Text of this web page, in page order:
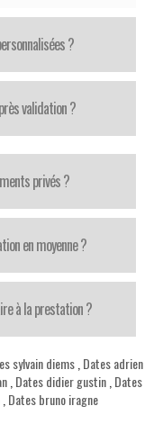
?
validation ?
privés ?
en moyenne ?
à la prestation ?
sylvain diems, Dates adrien
, Dates didier gustin, Dates
Dates bruno iragne